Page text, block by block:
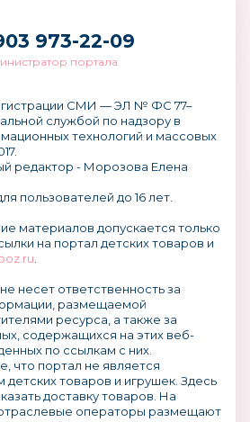
973-22-09
портала
СМИ — ЭЛ № ФС 77–
службой по надзору в
технологий и массовых
редактор - Морозова Елена
пользователей до 16 лет.
материалов допускается только
на портал детских товаров и
не несет ответственность за
размещаемой
ресурса, а также за
содержащихся на этих веб-
по ссылкам с них.
что портал не является
детских товаров и игрушек. Здесь
доставку товаров. На
операторы размещают